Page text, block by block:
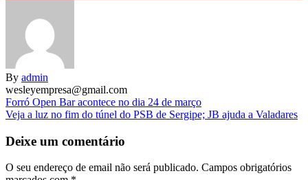
By admin
wesleyempresa@gmail.com
Navegação
de
artigos
Forró Open Bar acontece no dia 24 de março
Veja a luz no fim do túnel do PSB de Sergipe; JB ajuda a Valadares
Deixe um comentário
O seu endereço de email não será publicado. Campos obrigatórios